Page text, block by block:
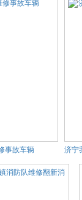
事故车辆 济宁